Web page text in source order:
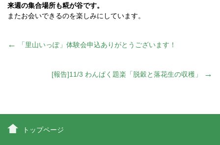
来週の集合場所も糀が谷です。
またお会いできるのを楽しみにしています。
投
ビ
← 「里山いっぽ」体験会申込ありがとうございます！
[報告]11/3 わんぱく題楽「脱穀と落花生の収穫」 →
トップページ